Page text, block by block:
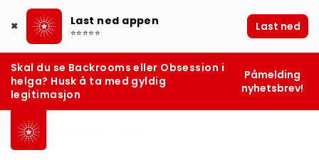
✖ Last ned appen
⭐⭐⭐⭐⭐ Last ned
Skal du se Backrooms eller Obsession i
helga? Husk å ta med gyldig
legitimasjon
Påmelding
nyhetsbrev!